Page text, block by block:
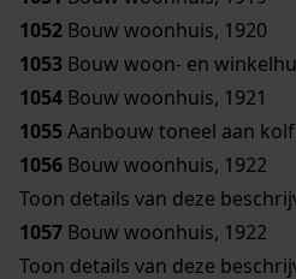
1052 Bouw woonhuis, 1920
1053 Bouw woon- en
1054 Bouw woonhuis, 1921
1055Aanbouw toneel aan
1056 Bouw woonhuis, 1922
Toon details van deze
1057 Bouw woonhuis, 1922
Toon details van deze